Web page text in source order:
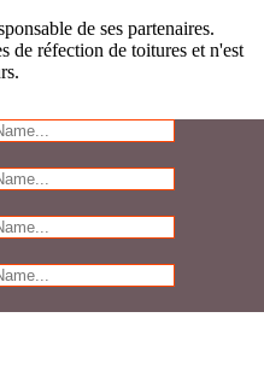
de ses partenaires.
de réfection de toitures et n'est